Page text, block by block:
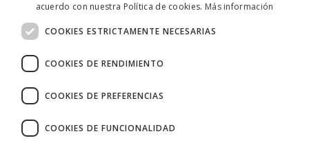
acuerdo con nuestra Política de cookies. Más información
COOKIES ESTRICTAMENTE NECESARIAS
COOKIES DE RENDIMIENTO
COOKIES DE PREFERENCIAS
COOKIES DE FUNCIONALIDAD